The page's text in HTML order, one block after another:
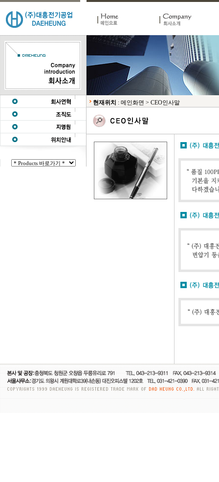
현재위치 : 메인화면 > CEO인사말